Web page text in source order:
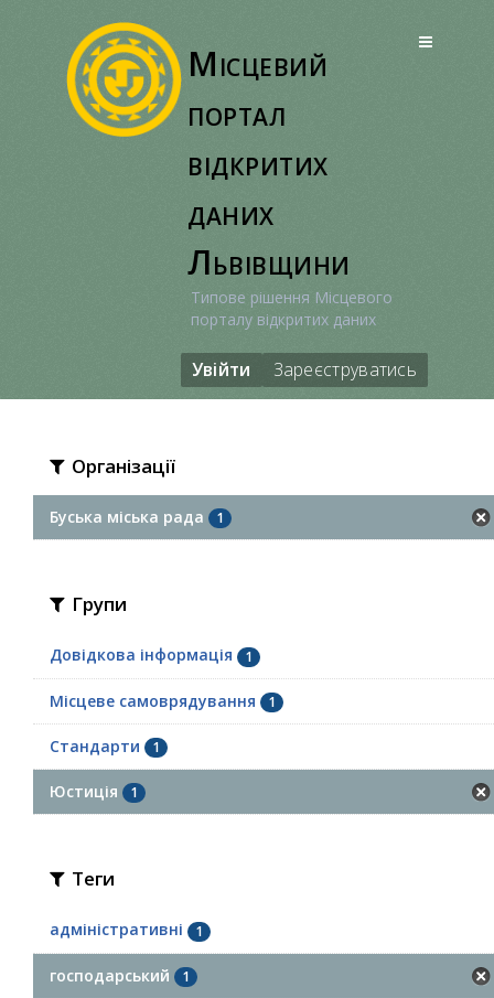
Місцевий
портал
відкритих
даних
Львівщини
Типове рішення Місцевого
порталу відкритих даних
Увійти Зареєструватись
Організації
Буська міська рада 1
Групи
Довідкова інформація 1
Місцеве самоврядування 1
Стандарти 1
Юстиція 1
Теги
адміністративні 1
господарський 1